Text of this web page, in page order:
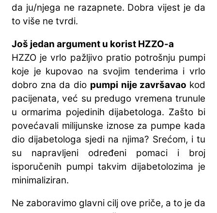
da ju/njega ne razapnete. Dobra vijest je da
to više ne tvrdi.
Još jedan argument u korist HZZO-a
HZZO je vrlo pažljivo pratio potrošnju pumpi
koje je kupovao na svojim tenderima i vrlo
dobro zna da dio pumpi nije završavao kod
pacijenata, već su predugo vremena trunule
u ormarima pojedinih dijabetologa. Zašto bi
povećavali milijunske iznose za pumpe kada
dio dijabetologa sjedi na njima? Srećom, i tu
su napravljeni određeni pomaci i broj
isporučenih pumpi takvim dijabetolozima je
minimaliziran.
Ne zaboravimo glavni cilj ove priče, a to je da